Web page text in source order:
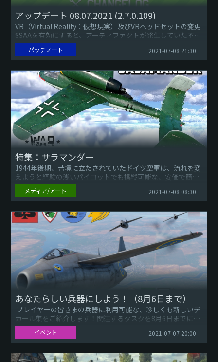
アップデート 08.07.2021 (2.7.0.109)
VR（Virtual Reality：仮想現実）及びVRヘッドセットの変更
SSAAを有効にすると、アーティファクトが発生していた不具
合を修正しました。特定の航空機で照準コリメータが...
パッチノート 2021-07-08 21:30
特集：サラマンダー
1944年後期、苦境に立たされていたドイツ空軍は、流れを変
えようと経験の浅いパイロットでも操縦可能な、安価で簡素
な使い捨ての航空機を空に氾濫させることにしました。こう
して、「シュパ...
メディア/アート 2021-07-08 08:30
あなたらしい兵器にしよう！（8月6日まで）
プレイヤーの皆さまの兵器に利用可能な、珍しくも新しいデ
カール集をご紹介します！関連するタスクを8月6日までに完
了して、『War Thunder』の全国家のデカールをコレ...
イベント 2021-07-07 20:00